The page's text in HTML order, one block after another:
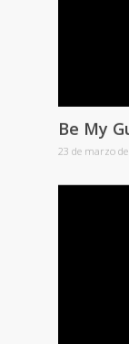
Be My
23 de marzo